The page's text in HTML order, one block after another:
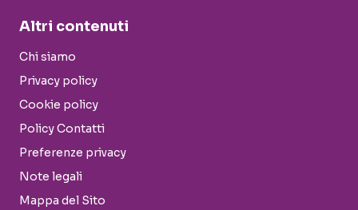
Altri contenuti
Chi siamo
Privacy policy
Cookie policy
Policy Contatti
Preferenze privacy
Note legali
Mappa del Sito